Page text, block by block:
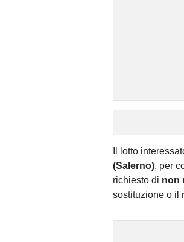
Il lotto
(Salerno), per
richiesto di non
sostituzione o il